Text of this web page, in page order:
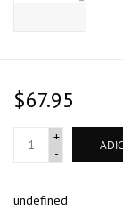
$67.95
+
-
undefined